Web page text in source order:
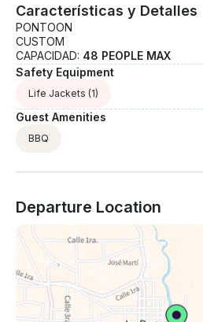
Características y Detalles
PONTOON
CUSTOM
CAPACIDAD: 48 PEOPLE MAX
Safety Equipment
Life Jackets (1)
Guest Amenities
BBQ
Departure Location